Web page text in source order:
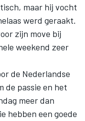
maar hij vocht
werd geraakt.
zijn move bij
weekend zeer
de Nederlandse
de passie en het
meer dan
hebben een goede